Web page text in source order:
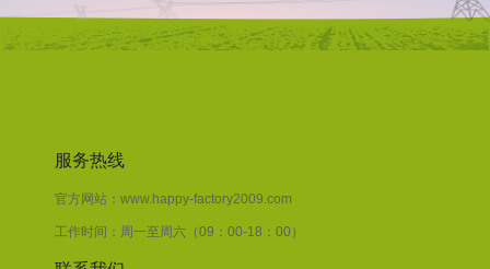
服务热线
官方网站：www.happy-factory2009.com
工作时间：周一至周六（09：00-18：00）